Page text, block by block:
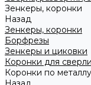
Зенкеры, коронки
Назад
Зенкеры, коронки
Борфрезы
Зенкеры и циковки
Коронки для
Коронки по металлу